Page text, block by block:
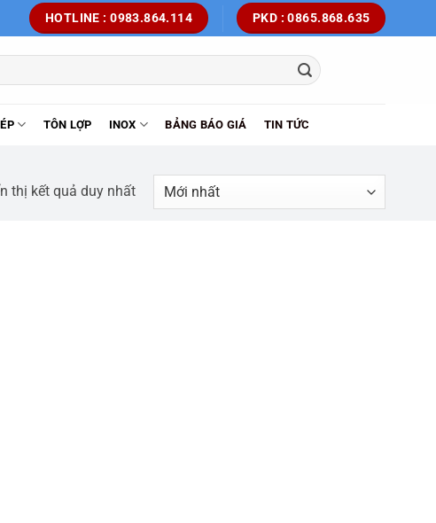
HOTLINE : 0983.864.114 PKD : 0865.868.635
TÔN LỢP INOX BẢNG BÁO GIÁ TIN TỨC
thị kết quả duy nhất